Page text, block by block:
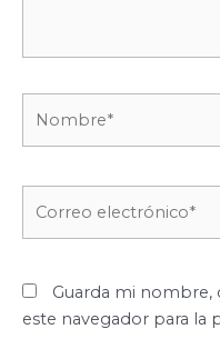
Guarda mi
este navegador para la